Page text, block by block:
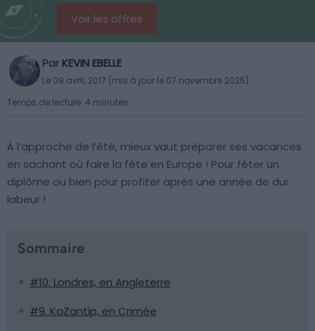
Voir les offres
Par KEVIN EBELLE
Le 09 avril, 2017 (mis à jour le 07 novembre 2025)
Temps de lecture: 4 minutes
À l’approche de l’été, mieux vaut préparer ses vacances
en sachant où faire la fête en Europe ! Pour fêter un
diplôme ou bien pour profiter après une année de dur
labeur !
Sommaire
#10. Londres, en Angleterre
#9. KaZantip, en Crimée